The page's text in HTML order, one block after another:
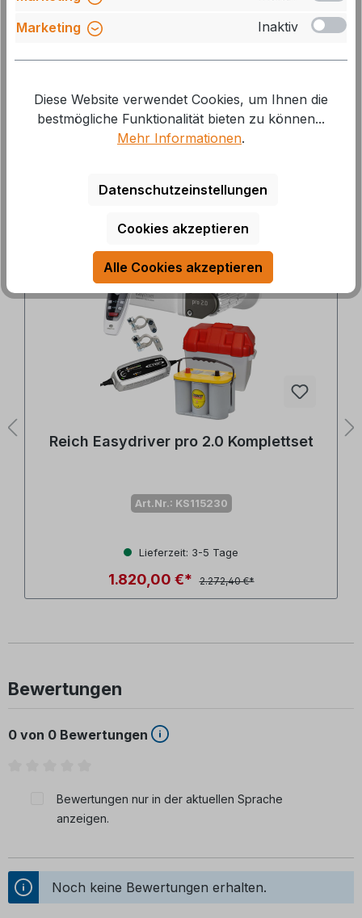
Durchschnittliche Bewertung von 5 von 5 Sternen
Lieferzeit: auf Lager, 1-2 Tage
102,00 €* 115,00 €*
Produktgalerie überspringen
Reich Easydriver pro 2.0 Komplettset
Art.Nr.: KS115230
Lieferzeit: 3-5 Tage
1.820,00 €* 2.272,40 €*
Bewertungen
0 von 0 Bewertungen
Bewertungen nur in der aktuellen Sprache
anzeigen.
Noch keine Bewertungen erhalten.
Marketing
Inaktiv
Diese Website verwendet Cookies, um Ihnen die
bestmögliche Funktionalität bieten zu können...
Mehr Informationen.
Datenschutzeinstellungen
Cookies akzeptieren
Alle Cookies akzeptieren